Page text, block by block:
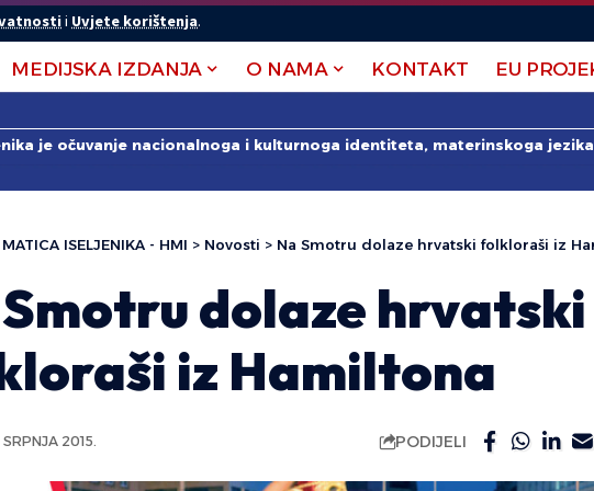
i Uvjete korištenja.
MEDIJSKA IZDANJA O NAMA KONTAKT EU
je očuvanje nacionalnoga i kulturnoga identiteta, materinskoga
ISELJENIKA - HMI > Novosti > Na Smotru dolaze hrvatski folkloraši iz
dolaze hrvatski
iz Hamiltona
SRPNJA 2015. PODIJELI